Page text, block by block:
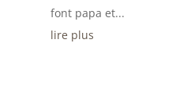
font papa et...
lire plus